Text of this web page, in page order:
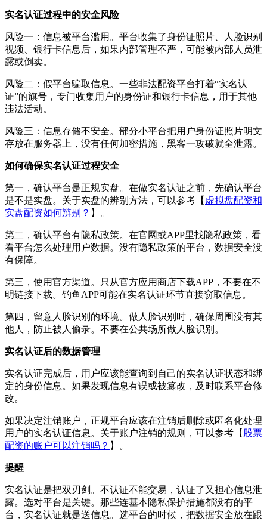
实名认证过程中的安全风险
风险一：信息被平台滥用。平台收集了身份证照片、人脸识别
视频、银行卡信息后，如果内部管理不严，可能被内部人员泄
露或倒卖。
风险二：假平台骗取信息。一些非法配资平台打着“实名认
证”的旗号，专门收集用户的身份证和银行卡信息，用于其他
违法活动。
风险三：信息存储不安全。部分小平台把用户身份证照片明文
存放在服务器上，没有任何加密措施，黑客一攻破就全泄露。
如何确保实名认证过程安全
第一，确认平台是正规实盘。在做实名认证之前，先确认平台
是不是实盘。关于实盘的辨别方法，可以参考【 虚拟盘配资和
实盘配资如何辨别？ 】。
第二，确认平台有隐私政策。在官网或APP里找隐私政策，看
看平台怎么处理用户数据。没有隐私政策的平台，数据安全没
有保障。
第三，使用官方渠道。只从官方应用商店下载APP，不要在不
明链接下载。钓鱼APP可能在实名认证环节直接窃取信息。
第四，留意人脸识别的环境。做人脸识别时，确保周围没有其
他人，防止被人偷录。不要在公共场所做人脸识别。
实名认证后的数据管理
实名认证完成后，用户应该能查询到自己的实名认证状态和绑
定的身份信息。如果发现信息有误或被篡改，及时联系平台修
改。
如果决定注销账户，正规平台应该在注销后删除或匿名化处理
用户的实名认证信息。关于账户注销的规则，可以参考【 股票
配资的账户可以注销吗？ 】。
提醒
实名认证是把双刃剑。不认证不能交易，认证了又担心信息泄
露。选对平台是关键。那些连基本隐私保护措施都没有的平
台，实名认证就是送信息。选平台的时候，把数据安全放在跟